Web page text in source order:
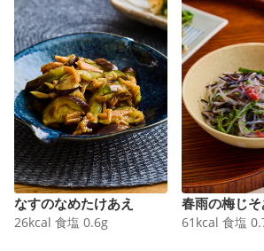
なすのなめたけあえ
26kcal 食塩 0.6g
春雨の梅じそ
61 kcal 食塩